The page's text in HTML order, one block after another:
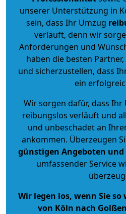
unserer Unterstützung in
sein, dass Ihr Umzug
verläuft, denn wir
Anforderungen und
haben die besten
und sicherzustellen, dass
ein
Wir sorgen dafür, dass Ihr
reibungslos verläuft und
und unbeschadet an
ankommen. Überzeugen
günstigen Angeboten
umfassender Service
Wir legen los, wenn Sie
von Köln nach